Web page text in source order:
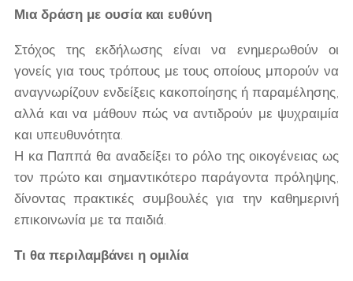
Μια δράση με ουσία και ευθύνη
Στόχος της εκδήλωσης είναι να ενημερωθούν οι
γονείς για τους τρόπους με τους οποίους μπορούν να
αναγνωρίζουν ενδείξεις κακοποίησης ή παραμέλησης,
αλλά και να μάθουν πώς να αντιδρούν με ψυχραιμία
και υπευθυνότητα.
Η κα Παππά θα αναδείξει το ρόλο της οικογένειας ως
τον πρώτο και σημαντικότερο παράγοντα πρόληψης,
δίνοντας πρακτικές συμβουλές για την καθημερινή
επικοινωνία με τα παιδιά.
Τι θα περιλαμβάνει η ομιλία